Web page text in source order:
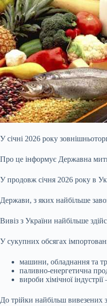
У січні 2026 року
Про це інформує Державна
У продовж січня 2026 року в
Держави, з яких найбільше
Вивіз з України найбільше
У сукупних обсягах
машини, обладнання та
паливно-енергетична
вироби хімічної
До трійки найбільш вивезених